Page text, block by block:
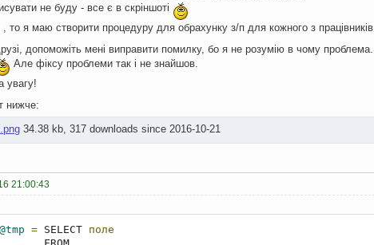
не буду - все є в скріншоті
то я маю створити процедуру для обрахунку з/п для кожного з працівників.
допоможіть мені виправити помилку, бо я не розумію в чому проблема.
Але фіксу проблеми так і не знайшов.
увагу!
нижче:
34.38 kb, 317 downloads since 2016-10-21
21:00:43
@tmp = SELECT поле